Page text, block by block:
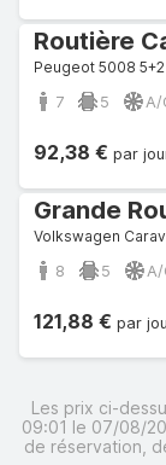
Routière
Peugeot 5008
7 5 A/
92,38 € par
Grande
Volkswagen
8 5 A/
121,88 € par
Les prix ci-
09:01 le 07/08/
de réservation,